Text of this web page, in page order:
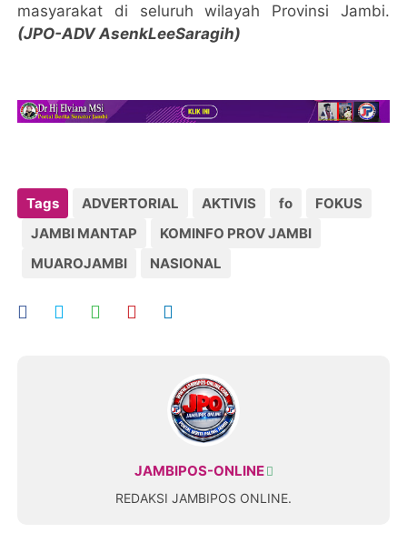
masyarakat di seluruh wilayah Provinsi Jambi.
(JPO-ADV AsenkLeeSaragih)
Tags ADVERTORIAL AKTIVIS fo
FOKUS
JAMBI MANTAP
KOMINFO PROV JAMBI
MUAROJAMBI
NASIONAL
JAMBIPOS-ONLINE
REDAKSI JAMBIPOS ONLINE.